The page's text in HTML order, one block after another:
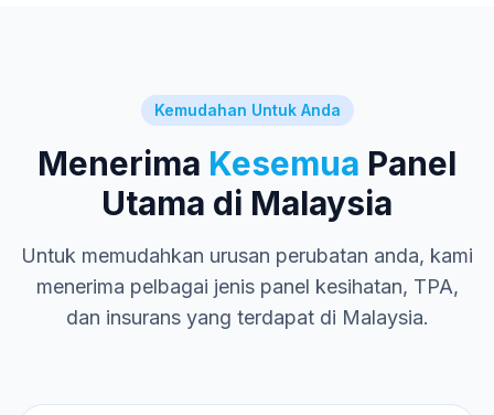
Kemudahan Untuk Anda
Menerima Kesemua Panel
Utama di Malaysia
Untuk memudahkan urusan perubatan anda, kami
menerima pelbagai jenis panel kesihatan, TPA,
dan insurans yang terdapat di Malaysia.